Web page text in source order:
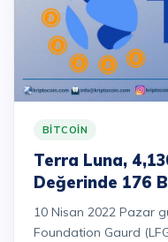
BITCOIN
Terra Luna,
Değerinde 176
10 Nisan 2022 Pazar
Foundation Gaurd